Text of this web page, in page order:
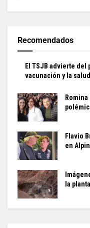
Recomendados
El TSJB advierte
vacunación y la
Flavio
en
la